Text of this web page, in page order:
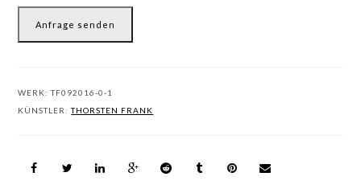
Anfrage senden
WERK:TF092016-0-1
KÜNSTLER:THORSTEN FRANK